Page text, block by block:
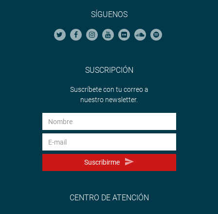
SÍGUENOS
SUSCRIPCIÓN
Suscríbete con tu correo a
nuestro newsletter.
Suscribirme
CENTRO DE ATENCIÓN